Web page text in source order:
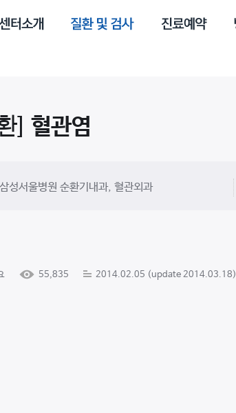
] 혈관염
삼성서울병원 순환기내과, 혈관외과
55,835 2014.02.05 (update 2014.03.18)